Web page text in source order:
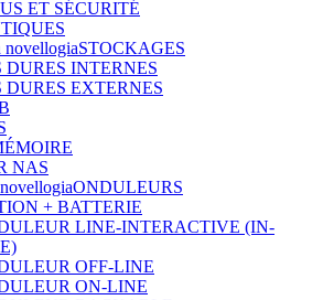
ET SÉCURITÉ
STOCKAGES
DURES INTERNES
DURES EXTERNES
NAS
ONDULEURS
+ BATTERIE
LINE-INTERACTIVE (IN-
OFF-LINE
ON-LINE